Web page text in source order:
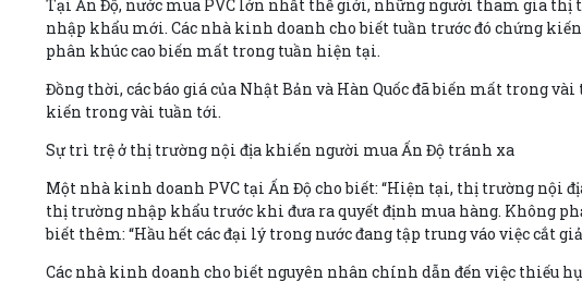
Tại Ấn Độ, nước mua PVC lớn nhất thế giới, những người tham gia thị
nhập khẩu mới. Các nhà kinh doanh cho biết tuần trước đó chứng
phân khúc cao biến mất trong tuần hiện tại.
Đồng thời, các báo giá của Nhật Bản và Hàn Quốc đã biến mất trong
kiến trong vài tuần tới.
Sự trì trệ ở thị trường nội địa khiến người mua Ấn Độ tránh xa
Một nhà kinh doanh PVC tại Ấn Độ cho biết: “Hiện tại, thị trường nội
thị trường nhập khẩu trước khi đưa ra quyết định mua hàng. Không
biết thêm: “Hầu hết các đại lý trong nước đang tập trung váo việc cắt
Các nhà kinh doanh cho biết nguyên nhân chính dẫn đến việc thiếu